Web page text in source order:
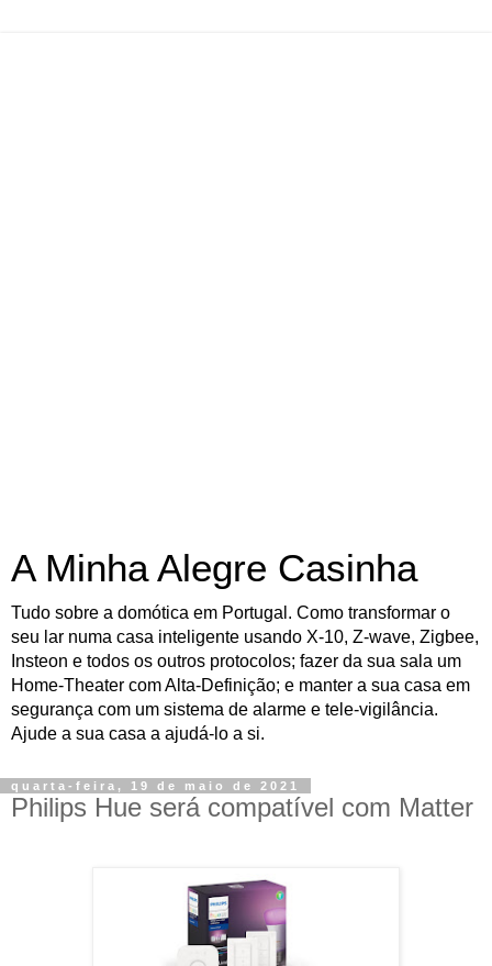
A Minha Alegre Casinha
Tudo sobre a domótica em Portugal. Como transformar o
seu lar numa casa inteligente usando X-10, Z-wave, Zigbee,
Insteon e todos os outros protocolos; fazer da sua sala um
Home-Theater com Alta-Definição; e manter a sua casa em
segurança com um sistema de alarme e tele-vigilância.
Ajude a sua casa a ajudá-lo a si.
quarta-feira, 19 de maio de 2021
Philips Hue será compatível com Matter